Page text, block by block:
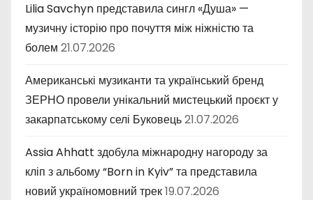
Lilia Savchyn представила сингл «Душа» —
музичну історію про почуття між ніжністю та
болем 21.07.2026
Американські музиканти та український бренд
ЗЕРНО провели унікальний мистецький проєкт у
закарпатському селі Буковець21.07.2026
Assia Ahhatt здобула міжнародну нагороду за
кліп з альбому “Born in Kyiv” та представила
новий україномовний трек19.07.2026